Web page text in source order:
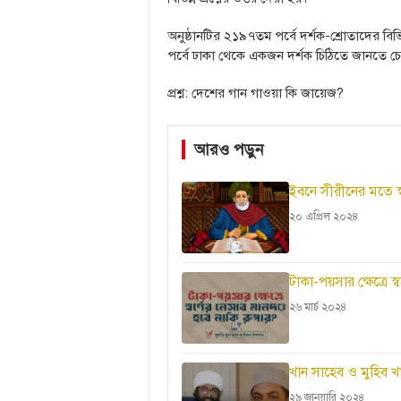
অনুষ্ঠানটির ২১৯৭তম পর্বে দর্শক-শ্রোতাদের
পর্বে ঢাকা থেকে একজন দর্শক চিঠিতে জানতে
প্রশ্ন: দেশের গান গাওয়া কি জায়েজ?
আরও পড়ুন
ইবনে সীরীনের মতে
২০ এপ্রিল ২০২৪
টাকা-পয়সার ক্ষেত্রে
২৬ মার্চ ২০২৪
খান সাহেব ও মুহিব
২৯ জানুয়ারি ২০২৪